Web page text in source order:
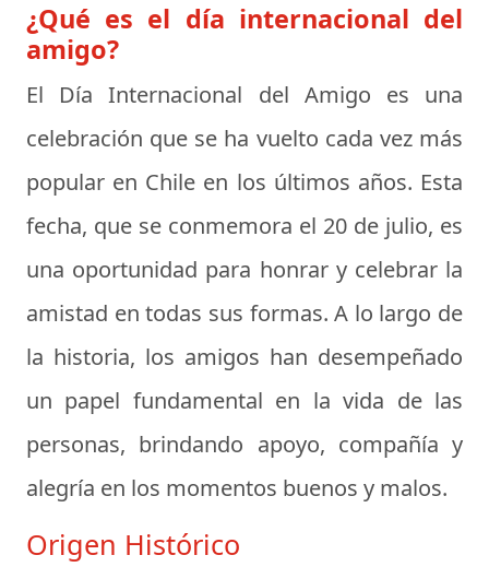
¿Qué es el día internacional del
amigo?
El Día Internacional del Amigo es una
celebración que se ha vuelto cada vez más
popular en Chile en los últimos años. Esta
fecha, que se conmemora el 20 de julio, es
una oportunidad para honrar y celebrar la
amistad en todas sus formas. A lo largo de
la historia, los amigos han desempeñado
un papel fundamental en la vida de las
personas, brindando apoyo, compañía y
alegría en los momentos buenos y malos.
Origen Histórico